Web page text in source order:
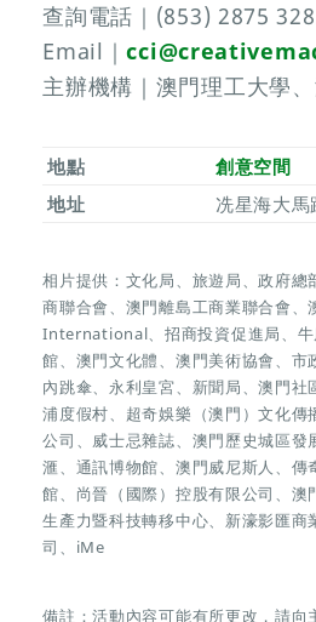
查詢電話｜(853) 2875
Email｜
主辦機構｜澳門理工大學
地點
創意空間
地址
冼星海大
相片提供：文化局、旅遊局、政府
商聯合會、澳門離島工商業聯合會
International、招商投資促進局、牛
館、澳門文化體、澳門美術協會、
內跳傘、永利皇宮、新聞局、澳門
浦度假村、超奇娛樂（澳門）文化
公司、威士忌雜誌、澳門歷史城區
滙、通訊博物館、澳門威尼斯人、
館、尚晉（國際）控股有限公司、
生產力暨科技轉移中心、新濠影匯
司、iMe
備註：活動內容可能有所更改，請向